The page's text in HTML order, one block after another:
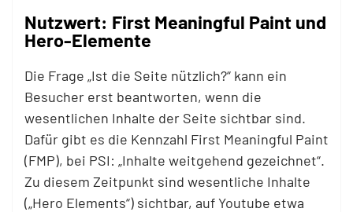
Nutzwert: First Meaningful Paint und
Hero-Elemente
Die Frage „Ist die Seite nützlich?“ kann ein
Besucher erst beantworten, wenn die
wesentlichen Inhalte der Seite sichtbar sind.
Dafür gibt es die Kennzahl First Meaningful Paint
(FMP), bei PSI: „Inhalte weitgehend gezeichnet“.
Zu diesem Zeitpunkt sind wesentliche Inhalte
(„Hero Elements“) sichtbar, auf Youtube etwa